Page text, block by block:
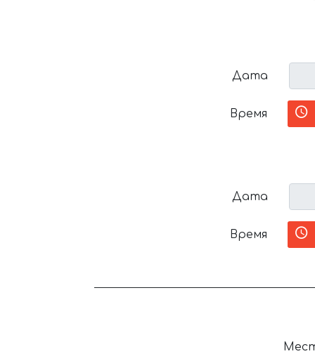
Дата
Время
Дата
Время